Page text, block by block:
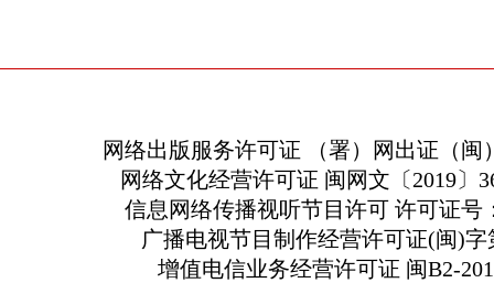
网络出版服务许可证 （署）网出证（闽
网络文化经营许可证 闽网文〔2019〕
信息网络传播视听节目许可 许可证号
广播电视节目制作经营许可证(闽)字
增值电信业务经营许可证 闽B2-